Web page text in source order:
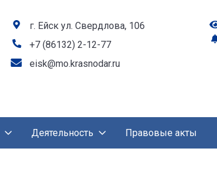
г. Ейск ул. Свердлова, 106
+7 (86132) 2-12-77
eisk@mo.krasnodar.ru
Деятельность Правовые акты